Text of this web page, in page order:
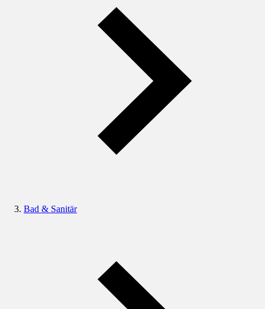
Bad & Sanitär